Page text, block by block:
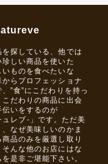
探している、他では
しい商品を使いた
ものを食べたいな
らプロフェッショナ
”食”にこだわりを持っ
だわりの商品に出会
いをするのが
レブ-」です。ただ美
なぜ美味しいのかま
品のみを厳選し取り
んな他のお店にはな
是非ご堪能下さい。